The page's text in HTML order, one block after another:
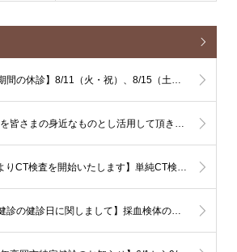
【特定健診の健診日に関しまして】採血検体の集配と保存の関係で、健診は月曜日から土曜日午前（土曜日午後、日曜日を除く）でお願いいたします。